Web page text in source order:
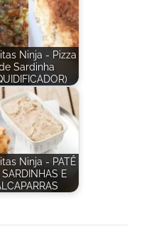
Ninja - Pizza
Sardinha
Ninja - PATÊ
SARDINHAS E